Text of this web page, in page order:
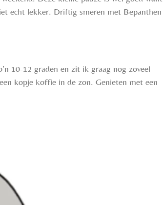
echt lekker. Driftig smeren met Bepanthen
10-12 graden en zit ik graag nog zoveel
kopje koffie in de zon. Genieten met een